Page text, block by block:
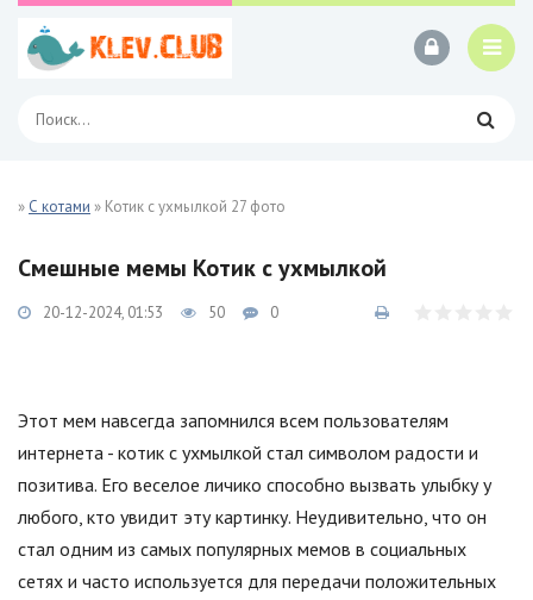
» С котами » Котик с ухмылкой 27 фото
Смешные мемы Котик с ухмылкой
20-12-2024, 01:53 50 0
Этот мем навсегда запомнился всем пользователям
интернета - котик с ухмылкой стал символом радости и
позитива. Его веселое личико способно вызвать улыбку у
любого, кто увидит эту картинку. Неудивительно, что он
стал одним из самых популярных мемов в социальных
сетях и часто используется для передачи положительных